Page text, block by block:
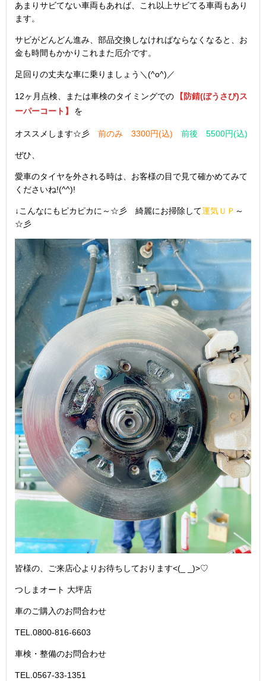
あまりサビてない車両もあれば、これ以上サビてる車両もあり
ます。
サビがどんどん進み、部品交換しなければならなくなると、お
金も時間もかかりこれまた厄介です。
足回りの丈夫な車に乗りましょう＼(^o^)／
12ヶ月点検、または車検のタイミングでの
【防錆(ぼうさび)ス
ーパーコート】
を
オススメします☆彡 前のみ 3300円(込) 前後 5500円(込)
ぜひ、
愛車のタイヤを外される時は、お客様の目で見て確かめてみて
くださいね!(^^)!
↓こんなにもピカピカに～☆彡 綺麗にお掃除して運気ＵＰ ～
☆彡
皆様の、ご来店心よりお待ちしております<(_ _)>♡
つしまオート 大坪店
車のご購入のお問合わせ
TEL.0800-816-6603
車検・整備のお問合わせ
TEL.0567-33-1351